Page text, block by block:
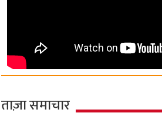
ताज़ा समाचार